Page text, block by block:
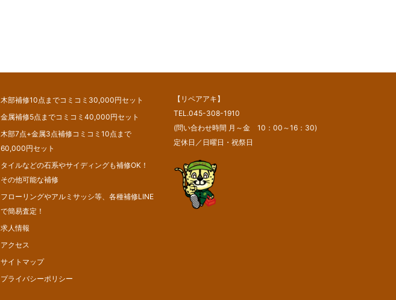
木部補修10点までコミコミ30,000円セット
金属補修5点までコミコミ40,000円セット
木部7点+金属3点補修コミコミ10点まで
60,000円セット
タイルなどの石系やサイディングも補修OK！
その他可能な補修
フローリングやアルミサッシ等、各種補修LINE
で簡易査定！
求人情報
アクセス
サイトマップ
プライバシーポリシー
【リペアアキ】
TEL.045-308-1910
(問い合わせ時間 月～金 10：00～16：30)
定休日／日曜日・祝祭日